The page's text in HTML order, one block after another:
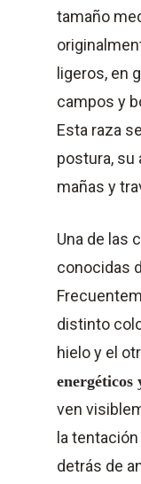
tamaño
ligeros, en
campos y
Esta raza
postura, su
mañas y
Una de las
conocidas
distinto
hielo y el
energéticos
ven
la
detrás de